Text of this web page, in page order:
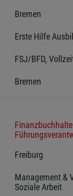
Bremen
Erste Hilfe
FSJ/BFD,
Bremen
Freiburg
Management &
Soziale Arbeit